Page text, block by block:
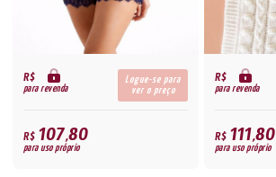
R$
para revenda
Logue-se para
ver o preço
R$107,80
para uso próprio
R$
para revenda
R$111,80
para uso próprio